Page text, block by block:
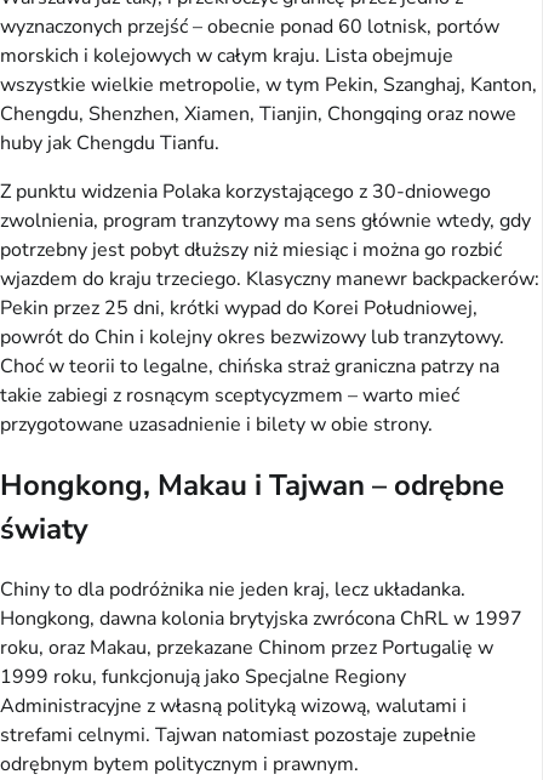
wyznaczonych przejść – obecnie ponad 60 lotnisk, portów
morskich i kolejowych w całym kraju. Lista obejmuje
wszystkie wielkie metropolie, w tym Pekin, Szanghaj, Kanton,
Chengdu, Shenzhen, Xiamen, Tianjin, Chongqing oraz nowe
huby jak Chengdu Tianfu.
Z punktu widzenia Polaka korzystającego z 30-dniowego
zwolnienia, program tranzytowy ma sens głównie wtedy, gdy
potrzebny jest pobyt dłuższy niż miesiąc i można go rozbić
wjazdem do kraju trzeciego. Klasyczny manewr backpackerów:
Pekin przez 25 dni, krótki wypad do Korei Południowej,
powrót do Chin i kolejny okres bezwizowy lub tranzytowy.
Choć w teorii to legalne, chińska straż graniczna patrzy na
takie zabiegi z rosnącym sceptycyzmem – warto mieć
przygotowane uzasadnienie i bilety w obie strony.
Hongkong, Makau i Tajwan – odrębne
światy
Chiny to dla podróżnika nie jeden kraj, lecz układanka.
Hongkong, dawna kolonia brytyjska zwrócona ChRL w 1997
roku, oraz Makau, przekazane Chinom przez Portugalię w
1999 roku, funkcjonują jako Specjalne Regiony
Administracyjne z własną polityką wizową, walutami i
strefami celnymi. Tajwan natomiast pozostaje zupełnie
odrębnym bytem politycznym i prawnym.